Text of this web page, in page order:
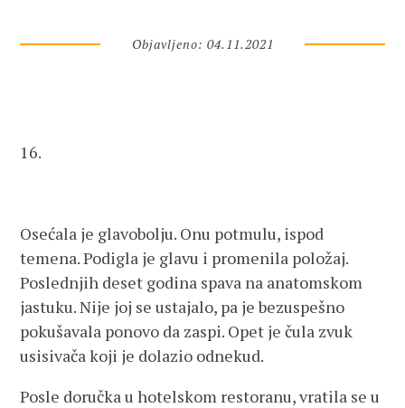
Objavljeno: 04.11.2021
16.
Osećala je glavobolju. Onu potmulu, ispod
temena. Podigla je glavu i promenila položaj.
Poslednjih deset godina spava na anatomskom
jastuku. Nije joj se ustajalo, pa je bezuspešno
pokušavala ponovo da zaspi. Opet je čula zvuk
usisivača koji je dolazio odnekud.
Posle doručka u hotelskom restoranu, vratila se u